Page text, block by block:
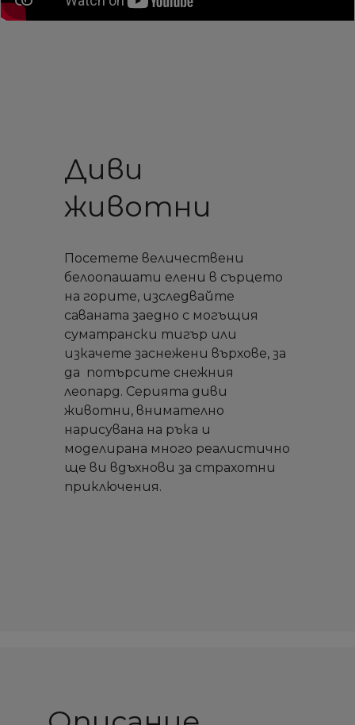
Диви
животни
Посетете величествени
белоопашати елени в сърцето
на горите, изследвайте
саваната заедно с могъщия
суматрански тигър или
изкачете заснежени върхове, за
да потърсите снежния
леопард. Серията диви
животни, внимателно
нарисувана на ръка и
моделирана много реалистично
ще ви вдъхнови за страхотни
приключения.